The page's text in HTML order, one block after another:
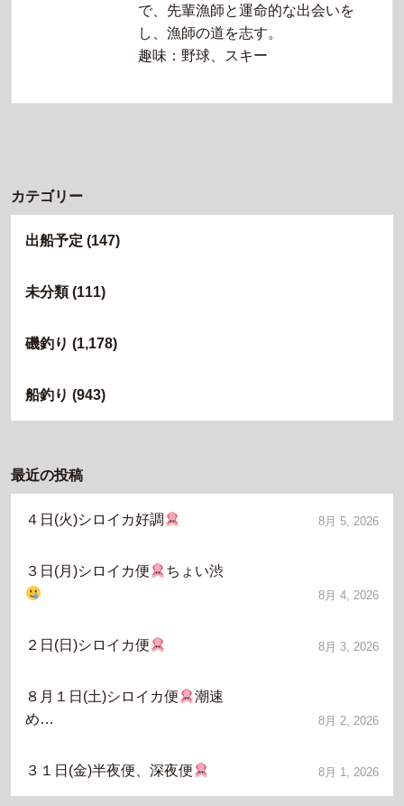
で、先輩漁師と運命的な出会いを
し、漁師の道を志す。
趣味：野球、スキー
カテゴリー
出船予定 (147)
未分類(111)
磯釣り (1,178)
船釣り (943)
最近の投稿
４日(火)シロイカ好調 8月 5, 2026
３日(月)シロイカ便 ちょい渋
8月 4, 2026
２日(日)シロイカ便 8月 3, 2026
８月１日(土)シロイカ便
潮速
め…
8月 2, 2026
３１日(金)半夜便、深夜便 8月 1, 2026